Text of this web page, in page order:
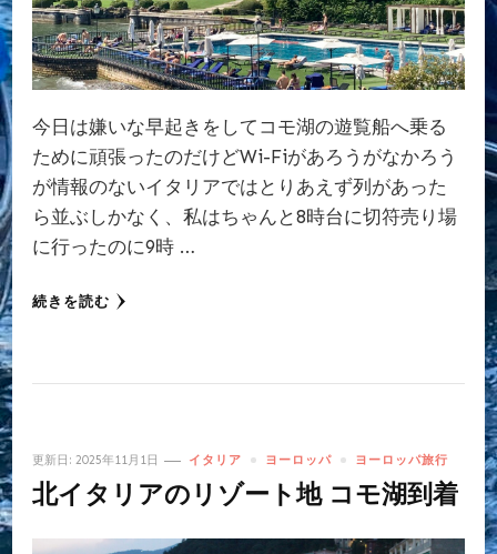
今日は嫌いな早起きをしてコモ湖の遊覧船へ乗る
ために頑張ったのだけどWi-Fiがあろうがなかろう
が情報のないイタリアではとりあえず列があった
ら並ぶしかなく、私はちゃんと8時台に切符売り場
に行ったのに9時 …
続きを読む
更新日: 2025年11月1日 イタリア ヨーロッパ ヨーロッパ旅行
北イタリアのリゾート地 コモ湖到着